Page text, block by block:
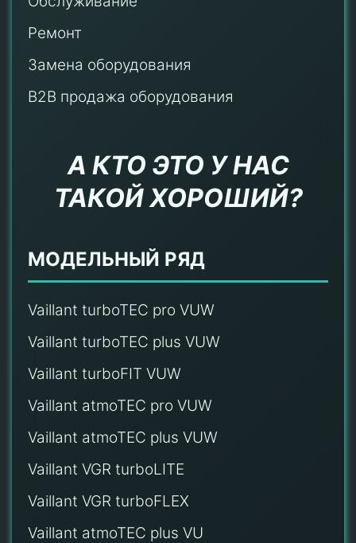
Ремонт
Замена оборудования
B2B продажа оборудования
А КТО ЭТО У НАС
ТАКОЙ ХОРОШИЙ?
МОДЕЛЬНЫЙ РЯД
Vaillant turboTEC pro VUW
Vaillant turboTEC plus VUW
Vaillant turboFIT VUW
Vaillant atmoTEC pro VUW
Vaillant atmoTEC plus VUW
Vaillant VGR turboLITE
Vaillant VGR turboFLEX
Vaillant atmoTEC plus VU